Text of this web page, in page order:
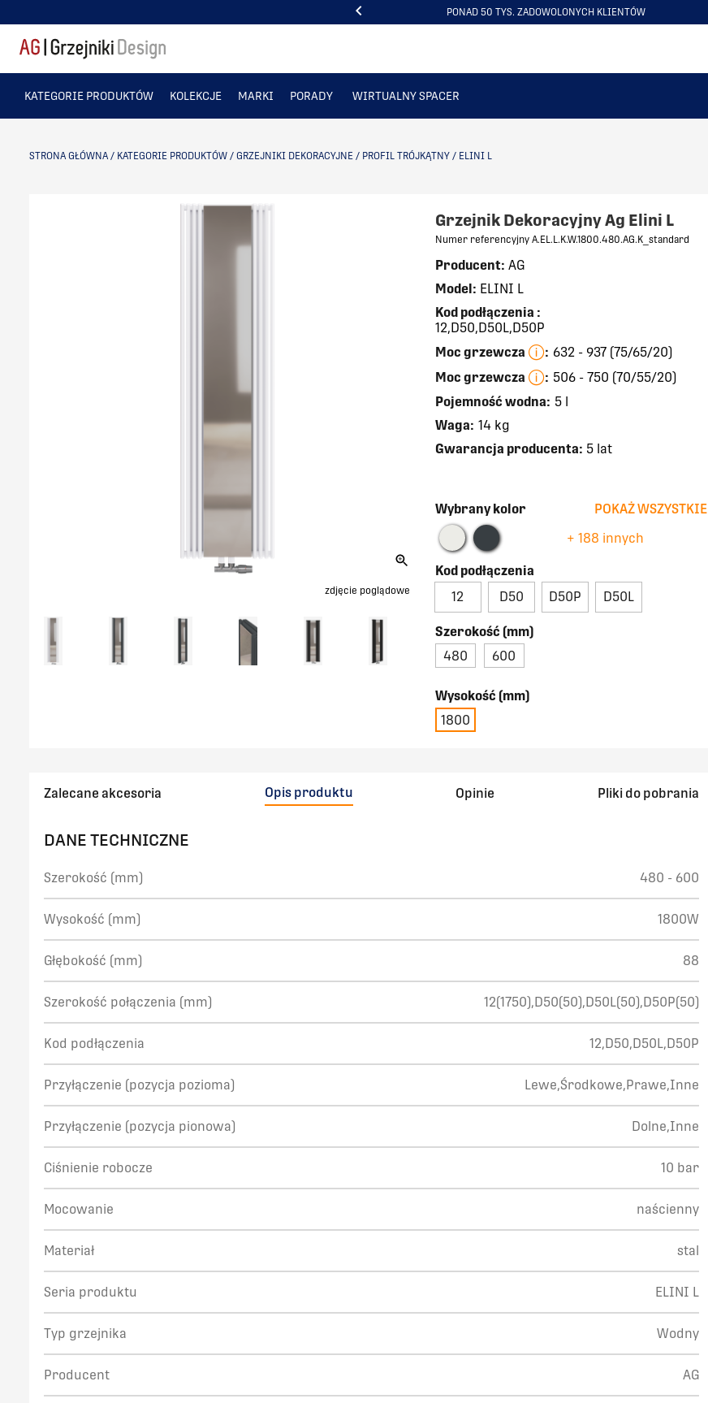
LIDERZY W SPRZEDAŻY GRZEJNIKÓW DEKORACYJNYCH NR 1 W POLSCE
ITEM
KATEGORIE PRODUKTÓW KOLEKCJE MARKI PORADY WIRTUALNY SPACER
STRONA GŁÓWNA / KATEGORIE PRODUKTÓW / GRZEJNIKI DEKORACYJNE / PROFIL TRÓJKĄTNY / ELINI L
zdjęcie poglądowe
Grzejnik Dekoracyjny Ag Elini L
Numer referencyjny A.EL.L.K.W.1800.480.AG.K_standard
Producent: AG
Model: ELINI L
Kod podłączenia :
12,D50,D50L,D50P
Moc grzewcza
: 632 - 937 (75/65/20)
Moc grzewcza
: 506 - 750 (70/55/20)
Pojemność wodna: 5 l
Waga: 14 kg
Gwarancja producenta: 5 lat
Wybrany kolor
POKAŻ WSZYSTKIE
+ 188 innych
Kod podłączenia
12
D50 D50P D50L
Szerokość (mm)
480
600
Wysokość (mm)
1800
Zalecane akcesoria Opis produktu Opinie Pliki do pobrania
DANE TECHNICZNE
Szerokość (mm) 480 - 600
Wysokość (mm) 1800W
Głębokość (mm) 88
Szerokość połączenia (mm) 12(1750),D50(50),D50L(50),D50P(50)
Kod podłączenia 12,D50,D50L,D50P
Przyłączenie (pozycja pozioma) Lewe,Środkowe,Prawe,Inne
Przyłączenie (pozycja pionowa) Dolne,Inne
Ciśnienie robocze 10 bar
Mocowanie naścienny
Materiał stal
Seria produktu ELINI L
Typ grzejnika Wodny
Producent AG